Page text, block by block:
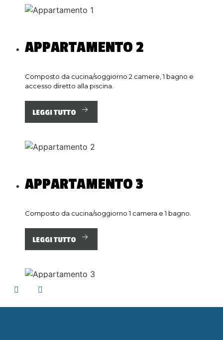
APPARTAMENTO2
Composto da cucina/soggiorno 2 camere, 1 bagno e
accesso diretto alla piscina.
LEGGI TUTTO
APPARTAMENTO3
Composto da cucina/soggiorno 1 camera e 1 bagno.
LEGGI TUTTO